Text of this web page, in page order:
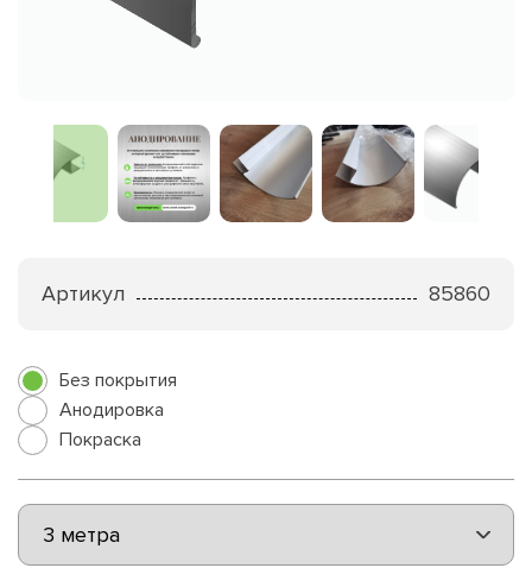
Артикул 85860
Без покрытия
Анодировка
Покраска